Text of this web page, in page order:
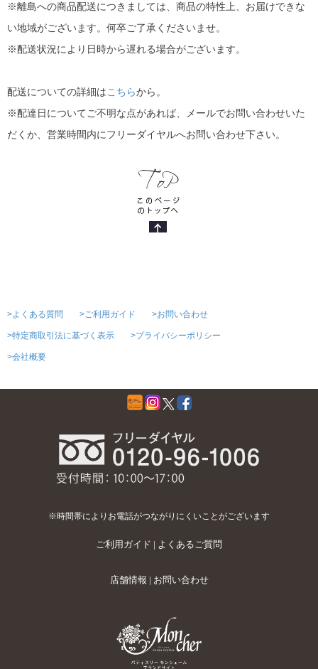
※離島への商品配送につきましては、商品の特性上、お届けできな
い地域がございます。何卒ご了承くださいませ。
※配送状況により日時から遅れる場合がございます。
配送についての詳細はこちらから。
※配達日についてご不明な点があれば、メールでお問い合わせいた
だくか、営業時間内にフリーダイヤルへお問い合わせ下さい。
>よくある質問 >ご利用ガイド >お問い合わせ
>特定商取引法に基づく表示 >プライバシーポリシー
>会社概要
※時間帯によりお電話がつながりにくいことがございます
ご利用ガイド | よくあるご質問
店舗情報 | お問い合わせ